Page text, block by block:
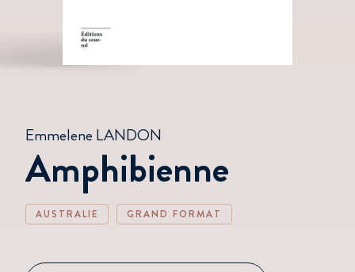
Emmelene LANDON
Amphibienne
AUSTRALIE GRAND FORMAT